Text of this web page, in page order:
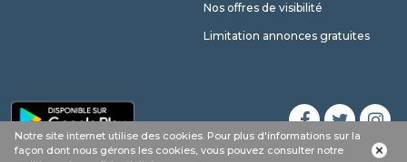
phone Appel Whatsapp SMS
Notre site internet utilise des cookies. Pour plus d'informations sur la
façon dont nous gérons les cookies, vous pouvez consulter notre
Nos offres de visibilité
Limitation annonces gratuites